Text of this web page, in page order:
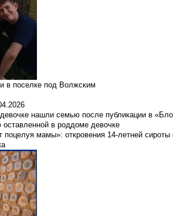
в поселке под Волжским
нашли семью после публикации в
в роддоме девочке
поцелуя мамы»: откровения 14-летней сироты